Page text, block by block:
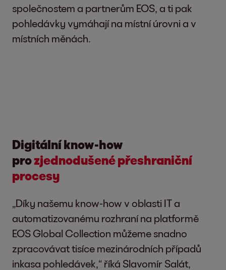
společnostem a partnerům EOS, a ti pak
pohledávky vymáhají na místní úrovni a v
místních měnách.
Digitální know-how
prozjednodušené přeshraniční
procesy
„Díky našemu know-how v oblasti IT a
automatizovanému rozhraní na platformě
EOS Global Collection můžeme snadno
zpracovávat tisíce mezinárodních případů
inkasa pohledávek,“ říká Slavomír Salát,